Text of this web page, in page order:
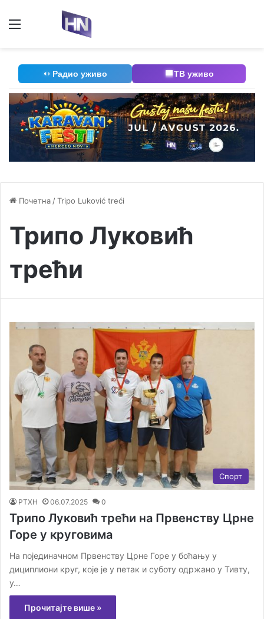
Радио уживо ТВ уживо
Почетна /Tripo Luković treći
Трипо Луковић
трећи
Спорт
РТХН 06.07.2025 0
Трипо Луковић трећи на Првенству Црне
Горе у круговима
На појединачном Првенству Црне Горе у боћању у
дициплиони круг, које је у петак и суботу одржано у Тивту,
у…
Прочитајте више »